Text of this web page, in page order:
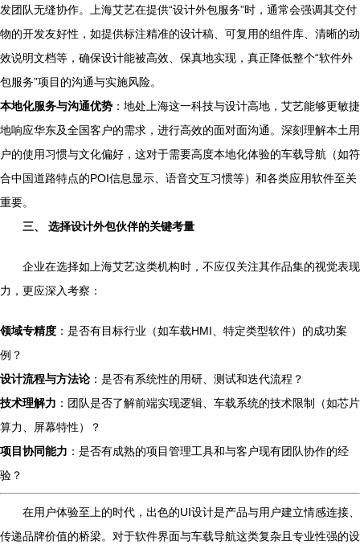
发团队无缝协作。上海艾艺在提供“设计外包服务”时，通常会强调其交付
物的开发友好性，如提供标注精准的设计稿、可复用的组件库、清晰的动
效说明文档等，确保设计能被高效、保真地实现，真正降低整个“软件外
包服务”项目的沟通与实施风险。
本地化服务与沟通优势 ：地处上海这一科技与设计高地，艾艺能够更敏捷
地响应华东及全国客户的需求，进行高效的面对面沟通。深刻理解本土用
户的使用习惯与文化偏好，这对于需要高度本地化体验的车载导航（如符
合中国道路特点的POI信息显示、语音交互习惯等）和各类应用软件至关
重要。
三、 选择设计外包伙伴的关键考量
企业在选择如上海艾艺这类机构时，不应仅关注其作品集的视觉表现
力，更应深入考察：
领域专精度 ：是否有目标行业（如车载HMI、特定类型软件）的成功案
例？
设计流程与方法论 ：是否有系统性的用研、测试和迭代流程？
技术理解力 ：团队是否了解前端实现逻辑、车载系统的技术限制（如芯片
算力、屏幕特性）？
项目协同能力 ：是否有成熟的项目管理工具和与客户现有团队协作的经
验？
在用户体验至上的时代，出色的UI设计是产品与用户建立情感连接、
传递品牌价值的桥梁。对于软件界面与车载导航这类复杂且专业性强的设